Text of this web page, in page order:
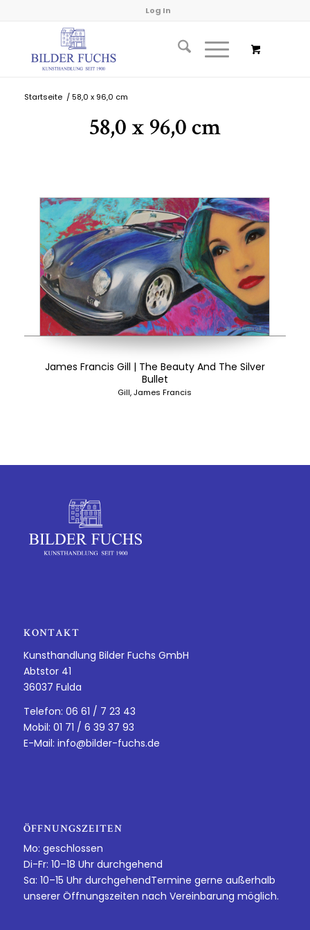
Log In
Startseite / 58,0 x 96,0 cm
58,0 x 96,0 cm
James Francis Gill | The Beauty And The Silver
Bullet
Gill, James Francis
KONTAKT
Kunsthandlung Bilder Fuchs GmbH
Abtstor 41
36037 Fulda
Telefon: 06 61 / 7 23 43
Mobil: 01 71 / 6 39 37 93
E-Mail: info@bilder-fuchs.de
ÖFFNUNGSZEITEN
Mo: geschlossen
Di-Fr: 10–18 Uhr durchgehend
Sa: 10–15 Uhr durchgehendTermine gerne außerhalb
unserer Öffnungszeiten nach Vereinbarung möglich.